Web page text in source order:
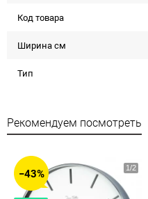
Код товара
Ширина см
Тип
Рекомендуем посмотреть
−43%